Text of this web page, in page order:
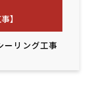
】
ーリング工事